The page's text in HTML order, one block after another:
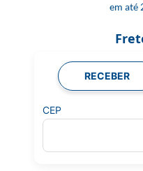
RECEBER
CEP